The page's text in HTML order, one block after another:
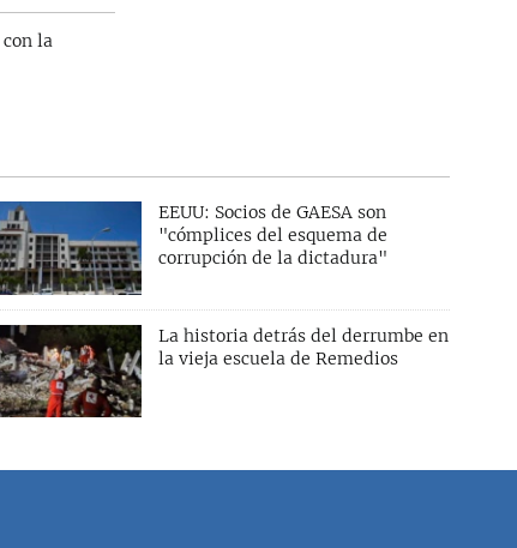
la
EEUU: Socios de GAESA son
"cómplices del esquema de
corrupción de la dictadura"
La historia detrás del derrumbe en
la vieja escuela de Remedios